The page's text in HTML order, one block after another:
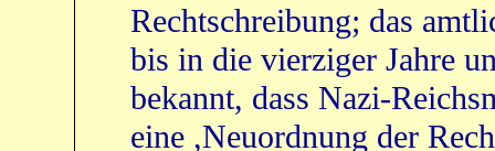
Rechtschreibung; das
bis in die vierziger Jahre
bekannt, dass Nazi-
eine ,Neuordnung der